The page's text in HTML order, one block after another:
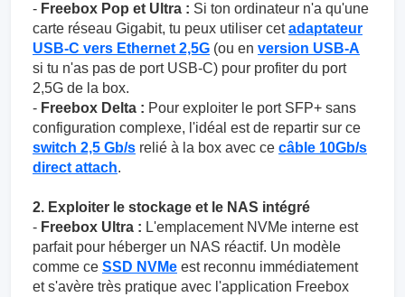
- Freebox Pop et Ultra : Si ton ordinateur n'a qu'une
carte réseau Gigabit, tu peux utiliser cetadaptateur
USB-C vers Ethernet 2,5G (ou en version USB-A
si tu n'as pas de port USB-C) pour profiter du port
2,5G de la box.
- Freebox Delta : Pour exploiter le port SFP+ sans
configuration complexe, l'idéal est de repartir sur ce
switch 2,5 Gb/s relié à la box avec ce câble 10Gb/s
direct attach.
2. Exploiter le stockage et le NAS intégré
- Freebox Ultra : L'emplacement NVMe interne est
parfait pour héberger un NAS réactif. Un modèle
comme ce SSD NVMe est reconnu immédiatement
et s'avère très pratique avec l'application Freebox